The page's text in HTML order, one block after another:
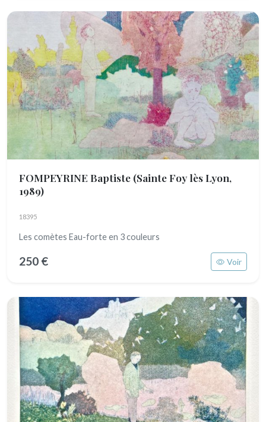
FOMPEYRINE Baptiste (Sainte Foy lès Lyon,
1989)
18395
Les comètes Eau-forte en 3 couleurs
250 € Voir